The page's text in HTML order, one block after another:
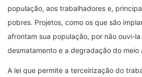
população, aos trabalhadores e,
pobres. Projetos, como os que são
afrontam sua população, por não ouvi-
desmatamento e a degradação do meio
A lei que permite a terceirização do